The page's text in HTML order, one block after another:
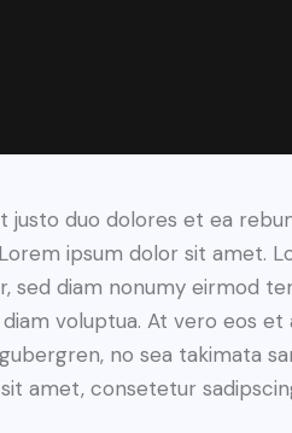
justo duo dolores et ea
ipsum dolor sit amet.
sed diam nonumy eirmod
voluptua. At vero eos
no sea takimata
amet, consetetur